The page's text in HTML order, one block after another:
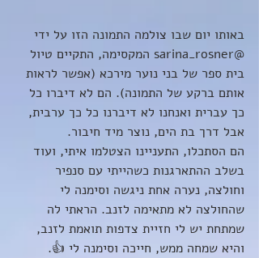
באותו יום שבו צולמה התמונה הזו על ידי
@sarina_rosner המקסימה, התקיים טיול
בית ספר של בני נוער מירכא (אפשר לראות
אותם ברקע של התמונה). הם לא דיברו כל
כך עברית ואנחנו לא דיברנו כל כך ערבית,
אבל דרך בת הים, נוצר מיד חיבור.
הם הסתכלו, התעניינו הצטלמו איתי, ועוד
בשלב ההתארגנות כשהייתי עם סנפיר
וחולצה, נערה אחת ניגשה וסימנה לי
שהחולצה לא מתאימה לזנב. הראתי לה
שמתחת יש לי חזיית צדפות תואמת לזנב,
והיא שמחה ממש, חייכה וסימנה לי 👍.